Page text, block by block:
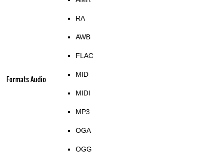
Formats Audio
RA
AWB
FLAC
MID
MIDI
MP3
OGA
OGG